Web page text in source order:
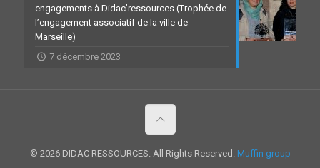
engagements à Didac’ressources (Trophée de
l’engagement associatif de la ville de
Marseille)
7 décembre 2023
© 2026 DIDAC RESSOURCES. All Rights Reserved. Muffin group